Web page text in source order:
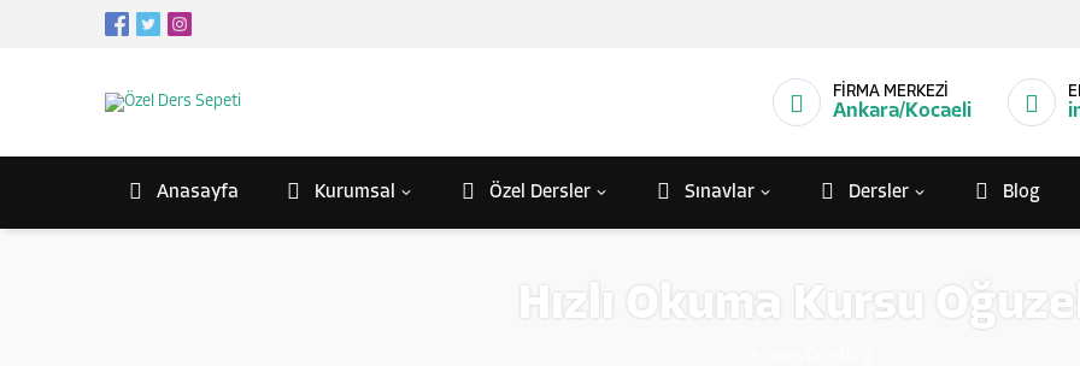
FİRMA MERKEZİ
Ankara/Kocaeli
Anasayfa Kurumsal Özel Dersler Sınavlar Dersler Blog
Hızlı Okuma Kursu